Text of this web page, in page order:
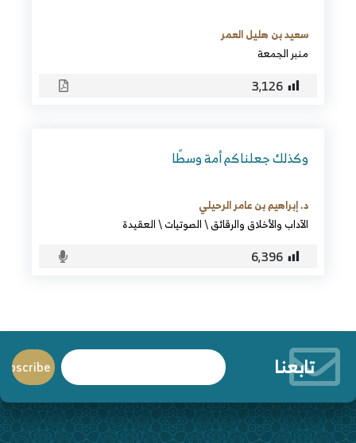
سعيد بن هليل العمر
منبر الجمعة
3٬126
وكذلك جعلناكم أمة وسطًا
د. إبراهيم بن عامر الرحيلي
الآداب والأخلاق والرقائق\الصوتيات\العقيدة
6٬396
تابعنا